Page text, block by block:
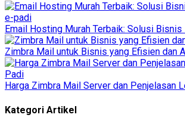
Email Hosting Murah Terbaik: Solusi
Zimbra Mail untuk Bisnis yang Efisien dan
Harga Zimbra Mail Server dan Penjelasan
Kategori Artikel